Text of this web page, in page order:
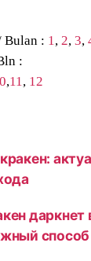
Bulan : 1 , 2,3,
:
,11 , 12
даркнет
способ